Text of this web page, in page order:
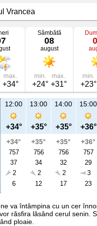
max.
+34°
Sâmbătă
08
august
min.
+24°
max.
+31°
min.
+23°
12:00
+34°
+34°
757
37
2
6
13:00
+35°
+35°
756
34
2
12
14:00
+35°
+35°
756
32
2
17
15:00
+36°
+36°
757
29
3
23
va întâmpina cu un cer
răsfira lăsând cerul senin.
ploaie.